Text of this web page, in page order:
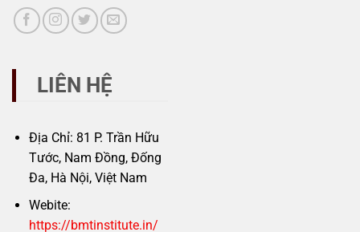
LIÊN HỆ
Địa Chỉ: 81 P. Trần Hữu
Tước, Nam Đồng, Đống
Đa, Hà Nội, Việt Nam
Webite:
https://bmtinstitute.in/